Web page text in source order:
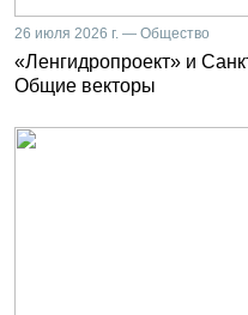
26 июля 2026 г. — Общество
«Ленгидропроект» и
Общие векторы